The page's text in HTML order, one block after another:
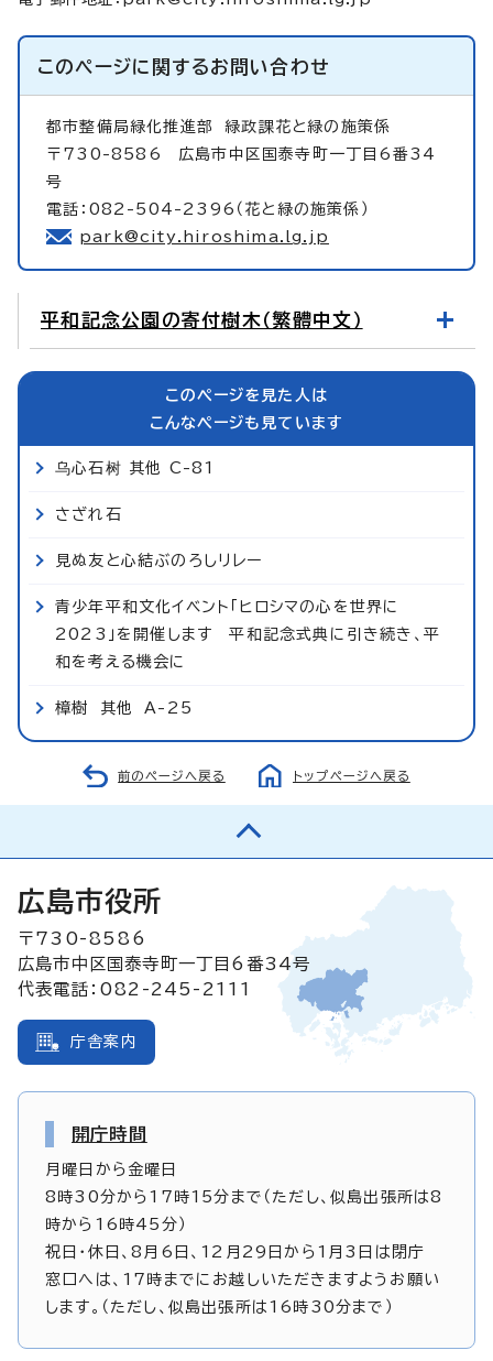
このページに関するお問い合わせ
都市整備局緑化推進部緑政課花と緑の施策係
〒730-8586 広島市中区国泰寺町一丁目6番34
号
電話：082-504-2396（花と緑の施策係）
park@city.hiroshima.lg.jp
平和記念公園の寄付樹木（繁體中文）
このページを見た人は
こんなページも見ています
乌心石树 其他 C-81
さざれ石
見ぬ友と心結ぶのろしリレー
青少年平和文化イベント「ヒロシマの心を世界に
2023」を開催します 平和記念式典に引き続き、平
和を考える機会に
樟樹 其他 A-25
前のページへ戻る トップページへ戻る
広島市役所
〒730-8586
広島市中区国泰寺町一丁目6番34号
代表電話：082-245-2111
庁舎案内
開庁時間
月曜日から金曜日
8時30分から17時15分まで（ただし、似島出張所は8
時から16時45分）
祝日・休日、8月6日、12月29日から1月3日は閉庁
窓口へは、17時までにお越しいただきますようお願い
します。（ただし、似島出張所は16時30分まで）